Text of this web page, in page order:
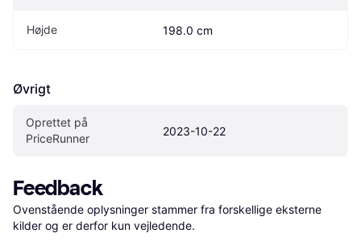
Højde 198.0 cm
Øvrigt
Oprettet på
PriceRunner
2023-10-22
Feedback
Ovenstående oplysninger stammer fra forskellige eksterne
kilder og er derfor kun vejledende.